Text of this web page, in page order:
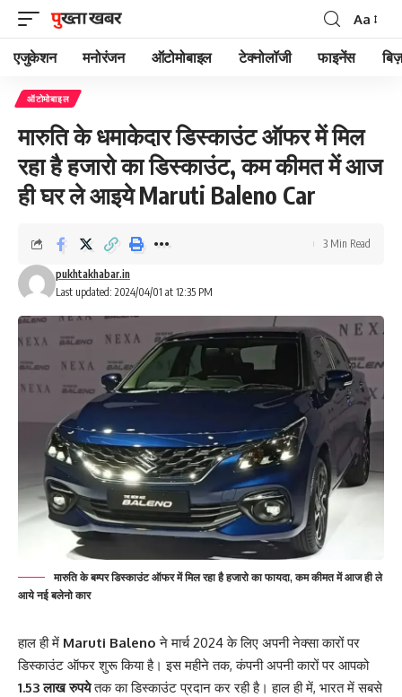
Font
Resizer
Aa
एजुकेशन मनोरंजन ऑटोमोबाइल टेक्नोलॉजी फाइनेंस
ऑटोमोबाइल
मारुति के धमाकेदार डिस्काउंट ऑफर में मिल
रहा है हजारो का डिस्काउंट, कम कीमत में आज
ही घर ले आइये Maruti Baleno Car
Last updated: 2024/04/01 at 12:35 PM
pukhtakhabar.in
3 Min Read
मारुति के बम्पर डिस्काउंट ऑफर में मिल रहा है हजारो का फायदा, कम कीमत में आज ही ले
आये नई बलेनो कार
हाल ही में Maruti Baleno ने मार्च 2024 के लिए अपनी नेक्सा कारों पर
डिस्काउंट ऑफर शुरू किया है। इस महीने तक, कंपनी अपनी कारों पर आपको
1.53 लाख रुपयेतक का डिस्काउंट प्रदान कर रही है।हाल ही में, भारत में सबसे